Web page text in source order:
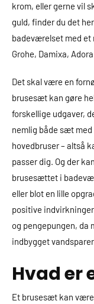
krom, eller gerne vil
guld, finder du det
badeværelset med
Grohe, Damixa,
Det skal være en
brusesæt kan gøre
forskellige udgaver,
nemlig både sæt
hovedbruser – altså
passer dig. Og der
brusesættet i
eller blot en lille
positive
og pengepungen, da
indbygget
Hvad er
Et brusesæt kan